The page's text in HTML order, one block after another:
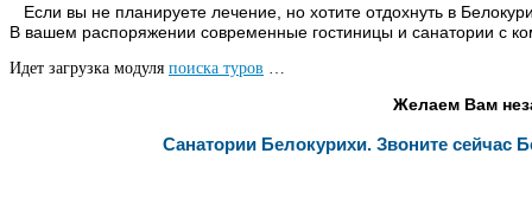
Если вы не планируете лечение, но хотите отдохнуть в
В вашем распоряжении современные гостиницы и санатории с
Идет загрузка модуля поиска туров
Желаем Вам
Санатории Белокурихи. Звоните сейчас